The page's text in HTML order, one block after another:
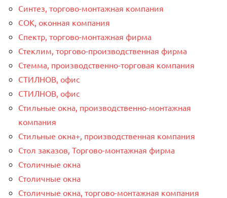
Синтез, торгово-монтажная компания
СОК, оконная компания
Спектр, торгово-монтажная фирма
Стеклим, торгово-производственная фирма
Стемма, производственно-торговая компания
СТИЛНОВ, офис
СТИЛНОВ, офис
Стильные окна, производственно-монтажная
компания
Стильные окна+, производственная компания
Стол заказов, Торгово-монтажная фирма
Столичные окна
Столичные окна
Столичные окна, торгово-монтажная компания